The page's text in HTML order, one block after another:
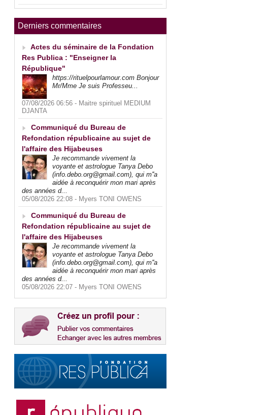
Derniers commentaires
Actes du séminaire de la Fondation
Res Publica : "Enseigner la
République"
https://rituelpourlamour.com Bonjour
Mr/Mme Je suis Professeu...
07/08/2026 06:56 - Maitre spirituel MEDIUM
DJANTA
Communiqué du Bureau de
Refondation républicaine au sujet de
l'affaire des Hijabeuses
Je recommande vivement la
voyante et astrologue Tanya Debo
(info.debo.org@gmail.com), qui m''a
aidée à reconquérir mon mari après
des années d...
05/08/2026 22:08 - Myers TONI OWENS
Communiqué du Bureau de
Refondation républicaine au sujet de
l'affaire des Hijabeuses
Je recommande vivement la
voyante et astrologue Tanya Debo
(info.debo.org@gmail.com), qui m''a
aidée à reconquérir mon mari après
des années d...
05/08/2026 22:07 - Myers TONI OWENS